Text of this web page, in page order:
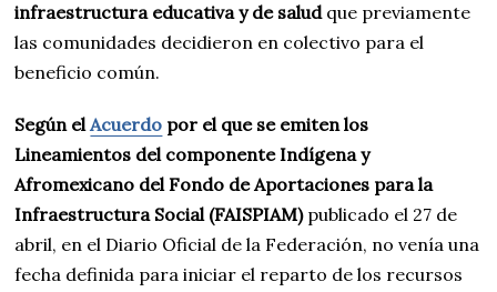
infraestructura educativa y de salud que previamente
las comunidades decidieron en colectivo para el
beneficio común.
Según elAcuerdo por el que se emiten los
Lineamientos del componente Indígena y
Afromexicano del Fondo de Aportaciones para la
Infraestructura Social (FAISPIAM) publicado el 27 de
abril, en el Diario Oficial de la Federación, no venía una
fecha definida para iniciar el reparto de los recursos